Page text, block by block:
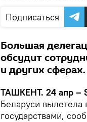
Подписаться
Большая
обсудит
и других сферах.
ТАШКЕНТ. 24 апр –
Беларуси вылетела
государствами,